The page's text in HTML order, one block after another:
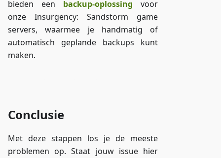
bieden een backup-oplossing voor
onze Insurgency: Sandstorm game
servers, waarmee je handmatig of
automatisch geplande backups kunt
maken.
Conclusie
Met deze stappen los je de meeste
problemen op. Staat jouw issue hier